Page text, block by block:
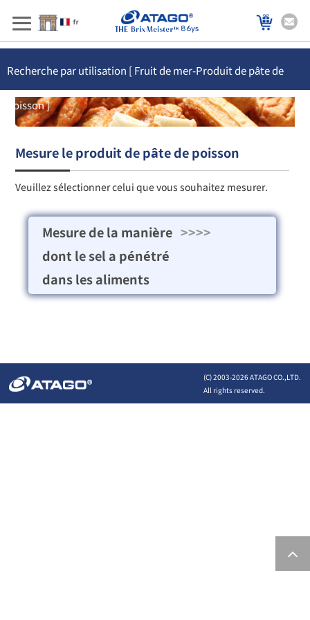
86ys
Recherche par utilisation [ Fruit de mer-Produit de pâte de
poisson ]
Mesure le produit de pâte de poisson
Veuillez sélectionner celui que vous souhaitez mesurer.
Mesure de la manière
dont le sel a pénétré
dans les aliments
>>>>
(C) 2003-2026 ATAGO CO.,LTD.
All rights reserved.